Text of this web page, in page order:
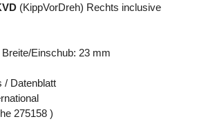
(KippVorDreh) Rechts inclusive
Einschub: 23 mm
/ Datenblatt
275158 )